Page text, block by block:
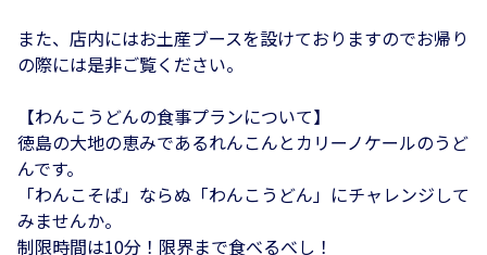
また、店内にはお土産ブースを設けておりますのでお帰り
の際には是非ご覧ください。
【わんこうどんの食事プランについて】
徳島の大地の恵みであるれんこんとカリーノケールのうど
んです。
「わんこそば」ならぬ「わんこうどん」にチャレンジして
みませんか。
制限時間は10分！限界まで食べるべし！